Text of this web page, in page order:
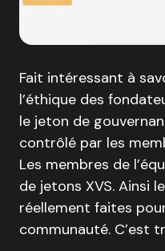
Fait intéressant à
l’éthique des
le jeton de
contrôlé par les
Les membres de
de jetons XVS. Ainsi
réellement faites
communauté. C’est